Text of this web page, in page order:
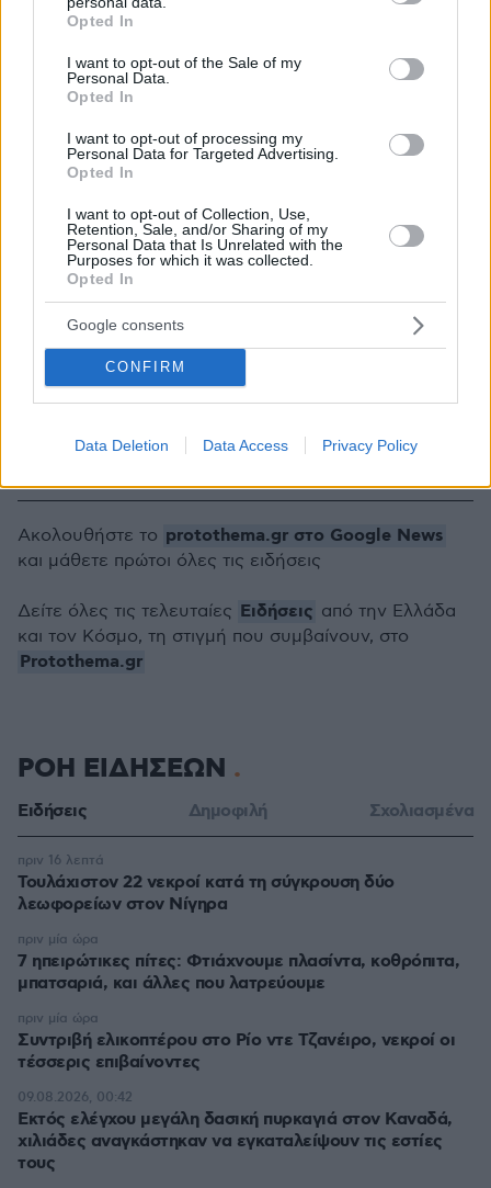
grant or deny consent to Google and its third-party tags to
use your data for below specified purposes in below Google
consent section.
Opted In
I want to opt-out of the Sale of my
Personal Data.
Opted In
I want to opt-out of processing my
Personal Data for Targeted Advertising.
Opted In
I want to opt-out of Collection, Use,
Retention, Sale, and/or Sharing of my
Personal Data that Is Unrelated with the
Purposes for which it was collected.
Opted In
Google consents
CONFIRM
Data Deletion Data Access Privacy Policy
Ακολουθήστε το protothema.gr στο Google News
και μάθετε πρώτοι όλες τις ειδήσεις
Δείτε όλες τις τελευταίες Ειδήσεις από την Ελλάδα
και τον Κόσμο, τη στιγμή που συμβαίνουν, στο
Protothema.gr
ΡΟΗ ΕΙΔΗΣΕΩΝ
Ειδήσεις Δημοφιλή Σχολιασμένα
Τουλάχιστον 22 νεκροί κατά τη σύγκρουση δύο
λεωφορείων στον Νίγηρα
πριν 16 λεπτά
7 ηπειρώτικες πίτες: Φτιάχνουμε πλασίντα, κοθρόπιτα,
μπατσαριά, και άλλες που λατρεύουμε
πριν μία ώρα
Συντριβή ελικοπτέρου στο Ρίο ντε Τζανέιρο, νεκροί οι
τέσσερις επιβαίνοντες
πριν μία ώρα
Εκτός ελέγχου μεγάλη δασική πυρκαγιά στον Καναδά,
χιλιάδες αναγκάστηκαν να εγκαταλείψουν τις εστίες
τους
09.08.2026, 00:42